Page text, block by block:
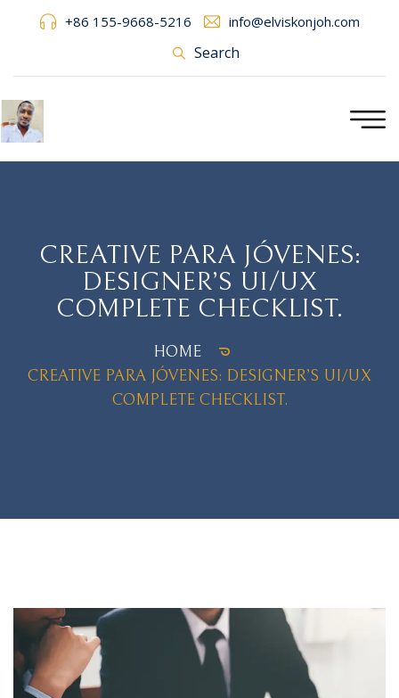
+86 155-9668-5216 info@elviskonjoh.com
Search
CREATIVE PARA JÓVENES:
DESIGNER’S UI/UX
COMPLETE CHECKLIST.
HOME
CREATIVE PARA JÓVENES: DESIGNER’S UI/UX
COMPLETE CHECKLIST.